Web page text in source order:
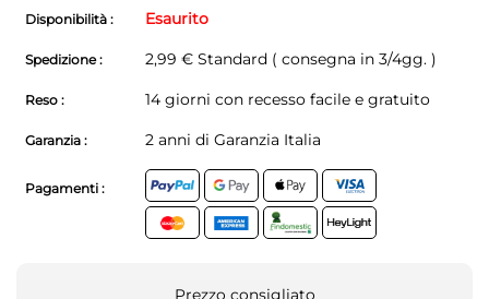
Disponibilità : Esaurito
Spedizione : 2,99 € Standard ( consegna in 3/4gg. )
Reso : 14 giorni con recesso facile e gratuito
Garanzia : 2 anni di Garanzia Italia
Pagamenti :
Prezzo consigliato